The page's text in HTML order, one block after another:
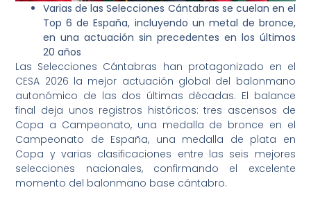
Varias de las Selecciones Cántabras se cuelan en el
Top 6 de España, incluyendo un metal de bronce,
en una actuación sin precedentes en los últimos
20 años
Las Selecciones Cántabras han protagonizado en el
CESA 2026 la mejor actuación global del balonmano
autonómico de las dos últimas décadas. El balance
final deja unos registros históricos: tres ascensos de
Copa a Campeonato, una medalla de bronce en el
Campeonato de España, una medalla de plata en
Copa y varias clasificaciones entre las seis mejores
selecciones nacionales, confirmando el excelente
momento del balonmano base cántabro.